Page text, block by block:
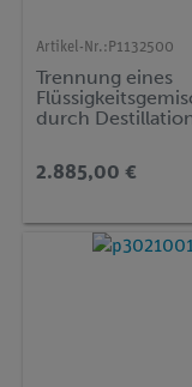
Artikel-Nr.: P1132500
Trennung eines
durch
2.885,00 €